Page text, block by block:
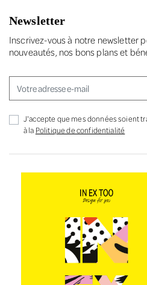
Newsletter
Inscrivez-vous à notre newsletter
nouveautés, nos bons plans et
J'accepte que mes données soient
à la Politique de confidentialité